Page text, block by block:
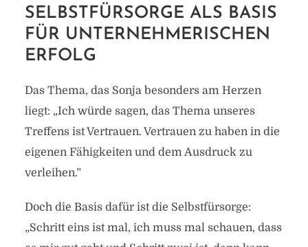
SELBSTFÜRSORGE ALS BASIS
FÜR UNTERNEHMERISCHEN
ERFOLG
Das Thema, das Sonja besonders am Herzen
liegt: „Ich würde sagen, das Thema unseres
Treffens ist Vertrauen. Vertrauen zu haben in die
eigenen Fähigkeiten und dem Ausdruck zu
verleihen.”
Doch die Basis dafür ist die Selbstfürsorge:
„Schritt eins ist mal, ich muss mal schauen, dass